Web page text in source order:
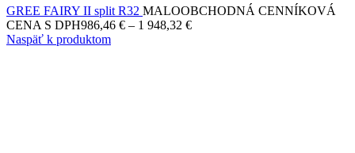
GREE FAIRY II split R32 MALOOBCHODNÁ CENNÍKOVÁ
CENA S DPH986,46 € – 1 948,32 €
Naspäť k produktom